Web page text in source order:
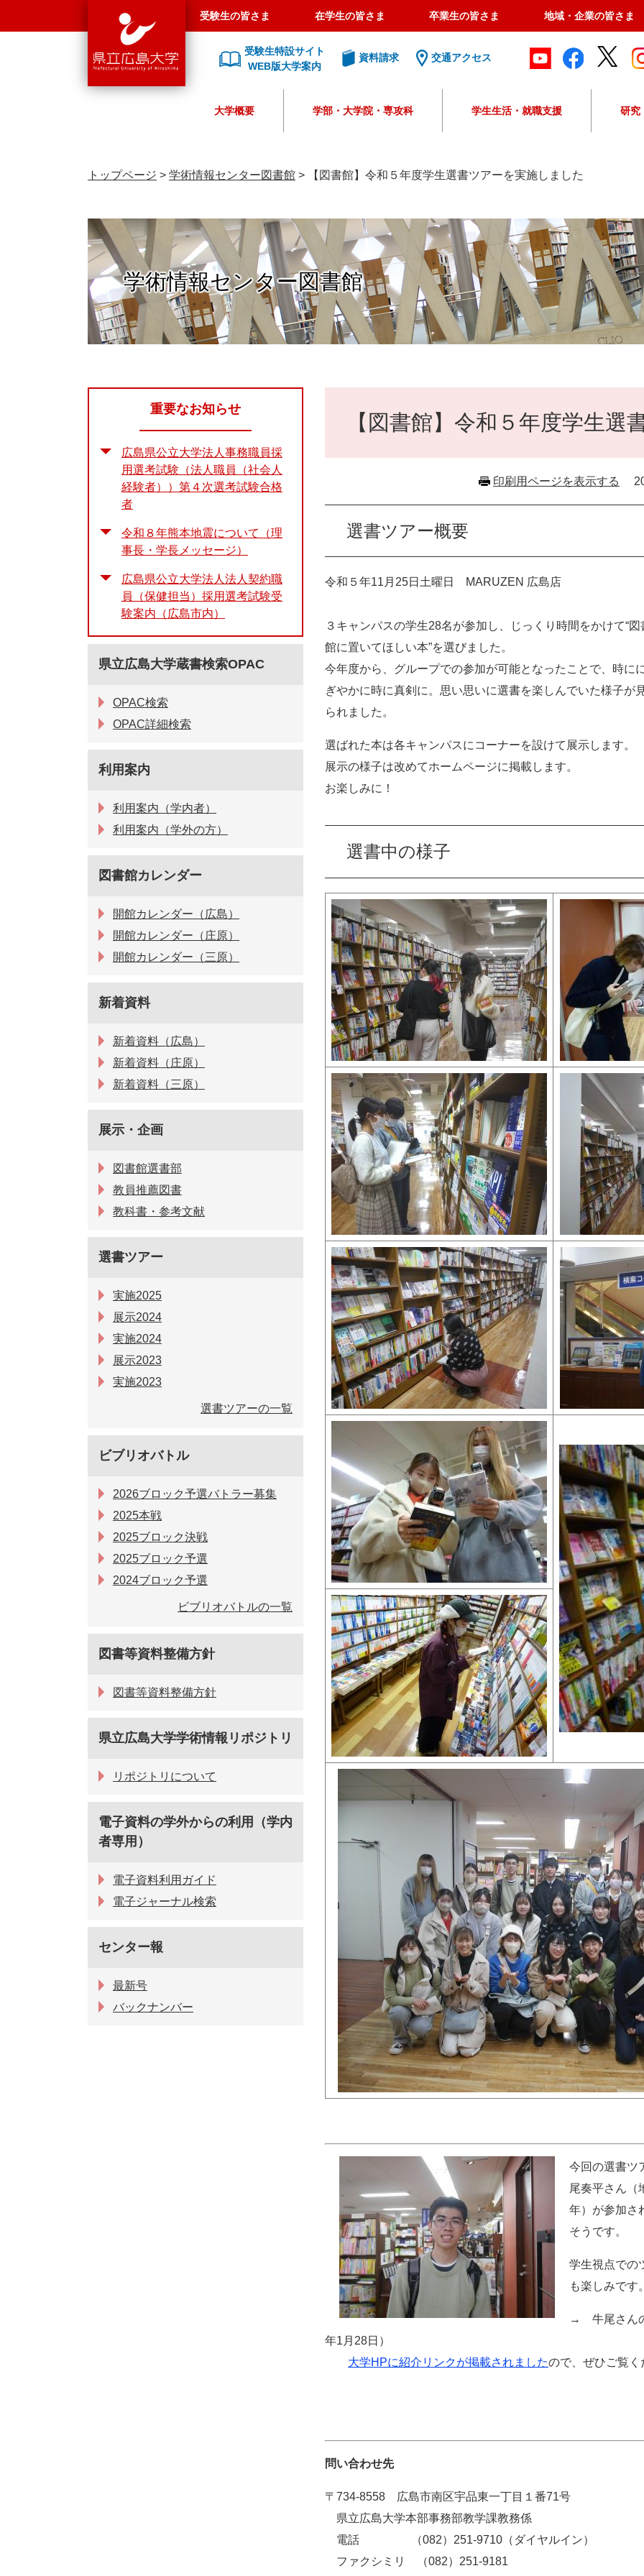
島
大
受験生の皆さま 在学生の皆さま 卒業生の皆さま 地域・企業の皆さま
受験生特設サイト
WEB版大学案内
資料請求 交通アクセス
o
e
カ
ス
タ
ム
検
大学概要 学部・大学院・専攻科 学生生活・就職支援 研究
トップページ > 学術情報センター図書館 > 【図書館】令和５年度学生選書ツアーを実施しました
学術情報センター図書館
【図書館】令和５年度学生
印刷用ページを表示する
選書ツアー概要
令和５年11月25日土曜日 MARUZEN 広島店
３キャンパスの学生28名が参加し、じっくり時間をかけて“図
館に置いてほしい本”を選びました。
今年度から、グループでの参加が可能となったことで、時に
ぎやかに時に真剣に。思い思いに選書を楽しんでいた様子が
られました。
選ばれた本は各キャンパスにコーナーを設けて展示します。
展示の様子は改めてホームページに掲載します。
お楽しみに！
選書中の様子
今回の選書ツ
尾奏平さん（
年）が参加さ
そうです。
学生視点での
も楽しみです
→ 牛尾さん
年1月28日）
大学HPに紹介リンクが掲載されましたので、ぜひご覧く
問い合わせ先
〒734-8558 広島市南区宇品東一丁目１番71号
県立広島大学本部事務部教学課教務係
電話 （082）251-9710（ダイヤルイン）
ファクシミリ （082）251-9181
重要なお知らせ
広島県公立大学法人事務職員採
用選考試験（法人職員（社会人
経験者））第４次選考試験合格
者
令和８年熊本地震について（理
事長・学長メッセージ）
広島県公立大学法人法人契約職
員（保健担当）採用選考試験受
験案内（広島市内）
県立広島大学蔵書検索OPAC
OPAC検索
OPAC詳細検索
利用案内
利用案内（学内者）
利用案内（学外の方）
図書館カレンダー
開館カレンダー（広島）
開館カレンダー（庄原）
開館カレンダー（三原）
新着資料
新着資料（広島）
新着資料（庄原）
新着資料（三原）
展示・企画
図書館選書部
教員推薦図書
教科書・参考文献
選書ツアー
実施2025
展示2024
実施2024
展示2023
実施2023
選書ツアーの一覧
ビブリオバトル
2026ブロック予選バトラー募集
2025本戦
2025ブロック決戦
2025ブロック予選
2024ブロック予選
ビブリオバトルの一覧
図書等資料整備方針
図書等資料整備方針
県立広島大学学術情報リポジトリ
リポジトリについて
電子資料の学外からの利用（学内
者専用）
電子資料利用ガイド
電子ジャーナル検索
センター報
最新号
バックナンバー